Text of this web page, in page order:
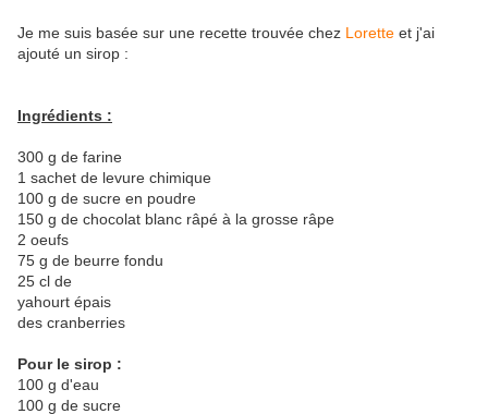
Je me suis basée sur une recette trouvée chez Lorette et j'ai
ajouté un sirop :
Ingrédients :
300 g de farine
1 sachet de levure chimique
100 g de sucre en poudre
150 g de chocolat blanc râpé à la grosse râpe
2 oeufs
75 g de beurre fondu
25 cl de
yahourt épais
des cranberries
Pour le sirop :
100 g d'eau
100 g de sucre